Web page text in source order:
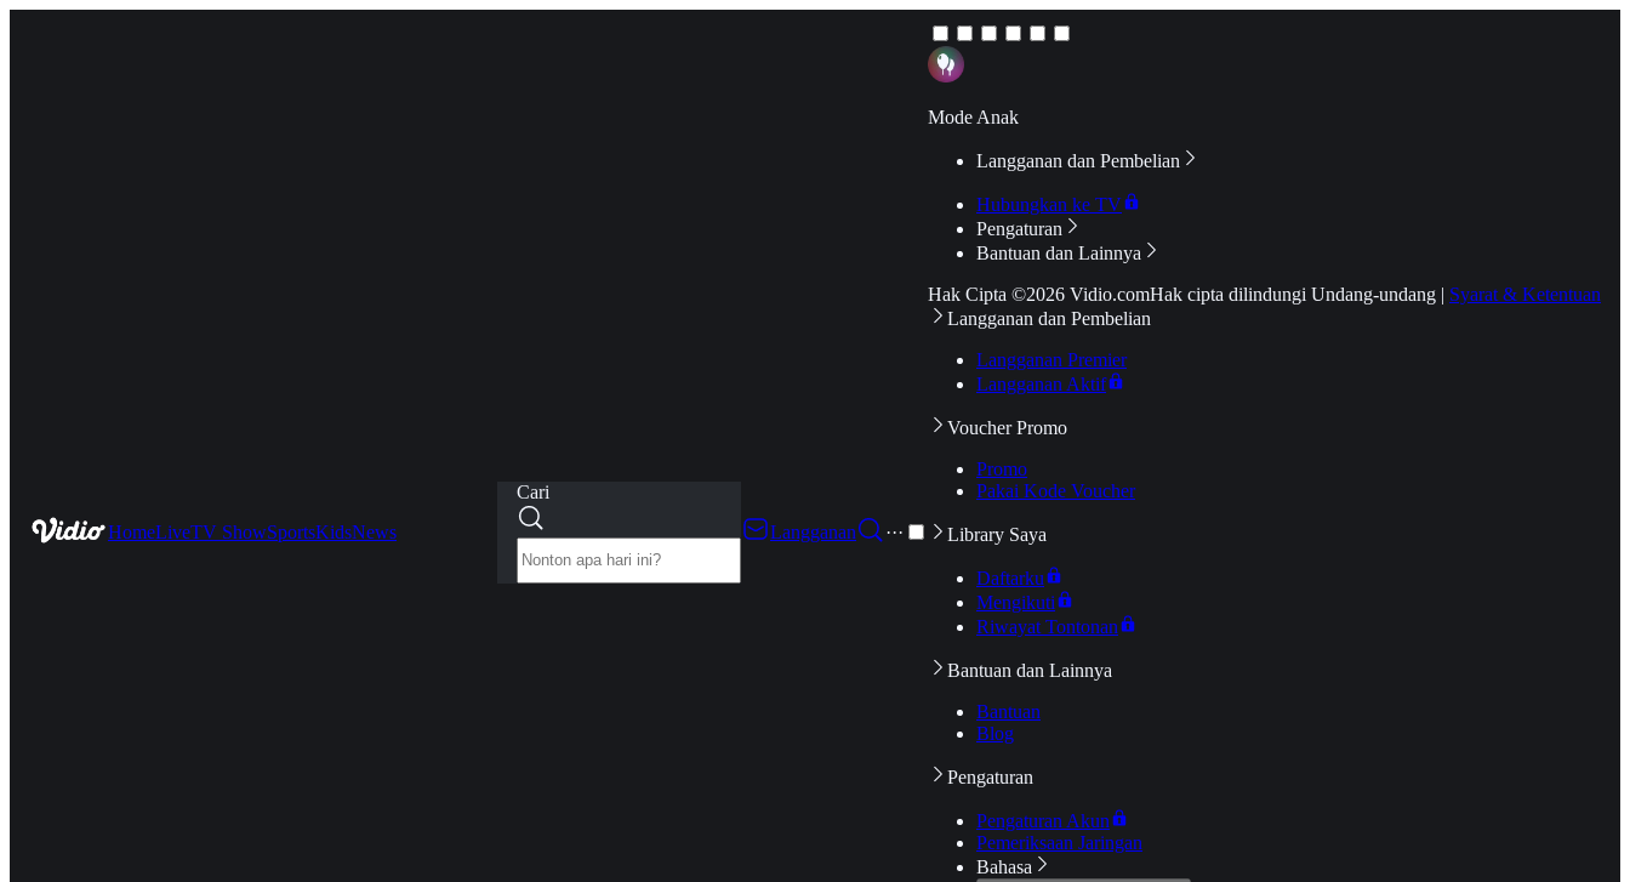
HomeLiveTV ShowSportsKidsNews
Cari
Langganan
···
Mode Anak
Langganan dan Pembelian
Hubungkan ke TV
Pengaturan
Bantuan dan Lainnya
Hak Cipta ©2026 Vidio.comHak cipta dilindungi Undang-undang | Syarat & Ketentuan
Langganan dan Pembelian
Langganan Premier
Langganan Aktif
Voucher Promo
Promo
Pakai Kode Voucher
Library Saya
Daftarku
Mengikuti
Riwayat Tontonan
Bantuan dan Lainnya
Bantuan
Blog
Pengaturan
Pengaturan Akun
Pemeriksaan Jaringan
Bahasa